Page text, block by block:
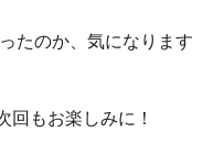
たのか、気になります
回もお楽しみに！